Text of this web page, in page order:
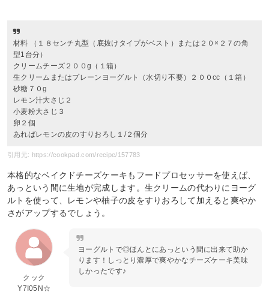
材料 （１８センチ丸型（底抜けタイプがベスト）または２０×２７の角
型1台分）
クリームチーズ２００g（１箱）
生クリームまたはプレーンヨーグルト（水切り不要）２００cc（１箱）
砂糖７０g
レモン汁大さじ２
小麦粉大さじ３
卵２個
あればレモンの皮のすりおろし１/２個分
引用元: https://cookpad.com/recipe/157783
本格的なベイクドチーズケーキもフードプロセッサーを使えば、
あっという間に生地が完成します。生クリームの代わりにヨーグ
ルトを使って、レモンや柚子の皮をすりおろして加えると爽やか
さがアップするでしょう。
クック
Y7I05N☆
ヨーグルトで◎ほんとにあっという間に出来て助か
ります！しっとり濃厚で爽やかなチーズケーキ美味
しかったです♪